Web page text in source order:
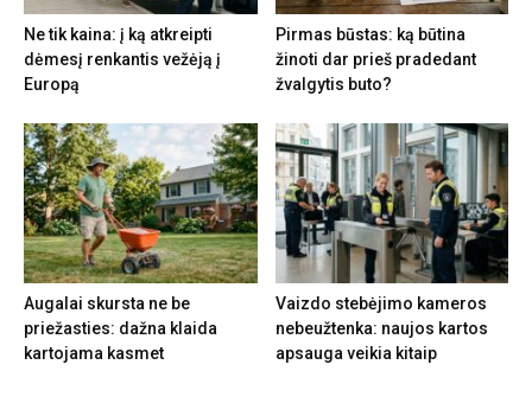
Ne tik kaina: į ką atkreipti
dėmesį renkantis vežėją į
Europą
Pirmas būstas: ką būtina
žinoti dar prieš pradedant
žvalgytis buto?
Augalai skursta ne be
priežasties: dažna klaida
kartojama kasmet
Vaizdo stebėjimo kameros
nebeužtenka: naujos kartos
apsauga veikia kitaip